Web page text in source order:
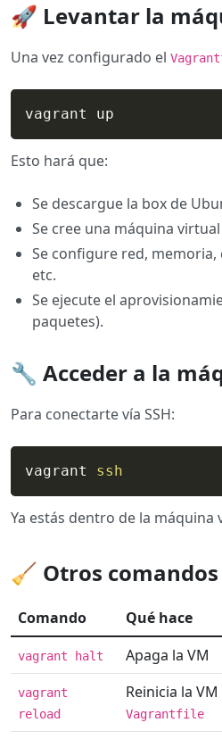
🚀 Levantar la
Una vez configurado el
vagrant up
Esto hará que:
Se descargue la box de
Se cree una máquina
Se configure red,
etc.
Se ejecute el
paquetes).
🔧 Acceder a la
Para conectarte vía SSH:
vagrant ssh
Ya estás dentro de la máquina
🧹 Otros
Comando Qué hace
vagrant halt Apaga la VM
vagrant
reload
Reinicia la
Vagrantfile